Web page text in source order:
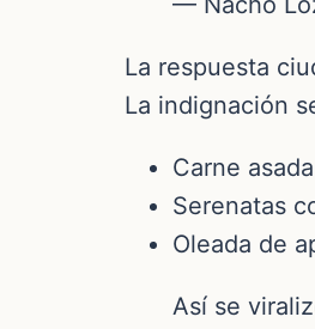
La respuesta
La indignación
Carne
Serenatas
Oleada de
Así se